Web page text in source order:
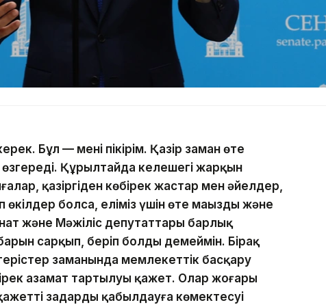
Бұл — менің пікірім. Қазір заман өте
өзгереді. Құрылтайда келешегі жарқын
қазіргіден көбірек жастар мен әйелдер,
өкілдер болса, еліміз үшін өте маңызды және
және Мәжіліс депутаттары барлық
сарқып, беріп болды демеймін. Бірақ
заманында мемлекеттік басқару
азамат тартылуы қажет. Олар жоғары
заңдарды қабылдауға көмектесуі